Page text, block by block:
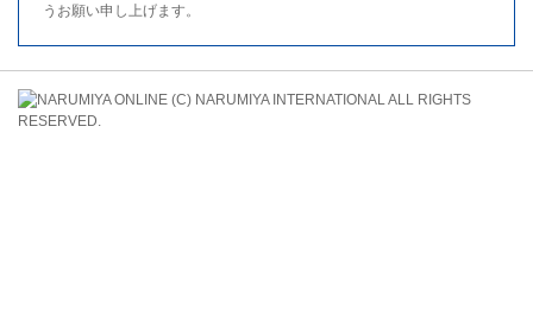
うお願い申し上げます。